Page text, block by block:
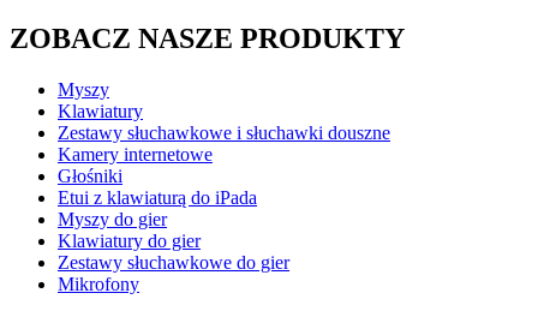
ZOBACZ NASZE PRODUKTY
Myszy
Klawiatury
Zestawy słuchawkowe i słuchawki douszne
Kamery internetowe
Głośniki
Etui z klawiaturą do iPada
Myszy do gier
Klawiatury do gier
Zestawy słuchawkowe do gier
Mikrofony